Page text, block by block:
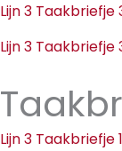
Lijn 3 Taakbriefje
Lijn 3 Taakbriefje
Lijn 3